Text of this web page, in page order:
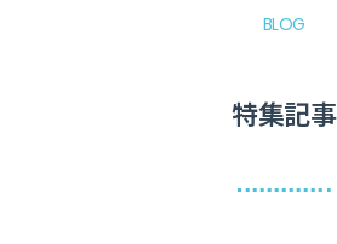
BLOG
特集記事